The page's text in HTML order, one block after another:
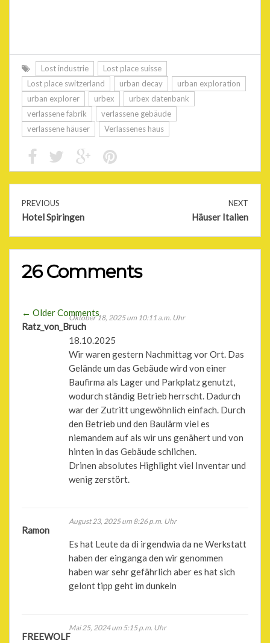
Lost industrie
Lost place suisse
Lost place switzerland
urban decay
urban exploration
urban explorer
urbex
urbex datenbank
verlassene fabrik
verlassene gebäude
verlassene häuser
Verlassenes haus
PREVIOUS
Hotel Spiringen
NEXT
Häuser Italien
26 Comments
Comment
navigation
← Older Comments
Ratz_von_Bruch
Oktober 18, 2025 um 10:11 a.m. Uhr
18.10.2025
Wir waren gestern Nachmittag vor Ort. Das
Gelände um das Gebäude wird von einer
Baufirma als Lager und Parkplatz genutzt,
wodurch ständig Betrieb herrscht. Dadurch
war der Zutritt ungewöhnlich einfach. Durch
den Betrieb und den Baulärm viel es
niemandem auf als wir uns genähert und von
hinten in das Gebäude schlichen.
Drinen absolutes Highlight viel Inventar und
wenig zerstört.
Ramon
August 23, 2025 um 8:26 p.m. Uhr
Es hat Leute da di irgendwia da ne Werkstatt
haben der einganga den wir genommen
haben war sehr gefährlich aber es hat sich
gelont tipp geht im dunkeln
FREEWOLF
Mai 25, 2024 um 5:15 p.m. Uhr
Comment
navigation